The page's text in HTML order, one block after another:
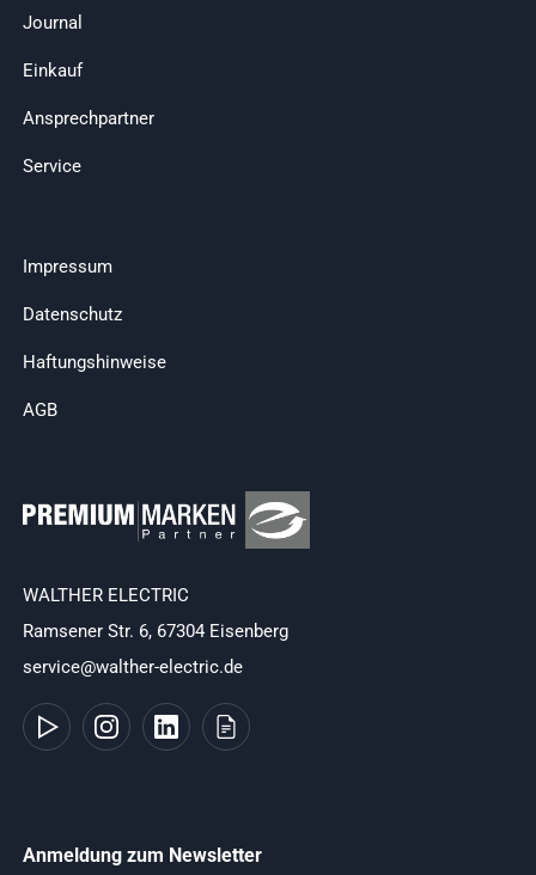
Journal
Einkauf
Ansprechpartner
Service
Impressum
Datenschutz
Haftungshinweise
AGB
WALTHER ELECTRIC
Ramsener Str. 6, 67304 Eisenberg
service@walther-electric.de
Anmeldung zum Newsletter